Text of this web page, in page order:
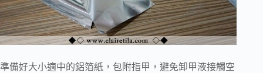
準備好大小適中的鋁箔紙，包附指甲，避免卸甲液接觸空